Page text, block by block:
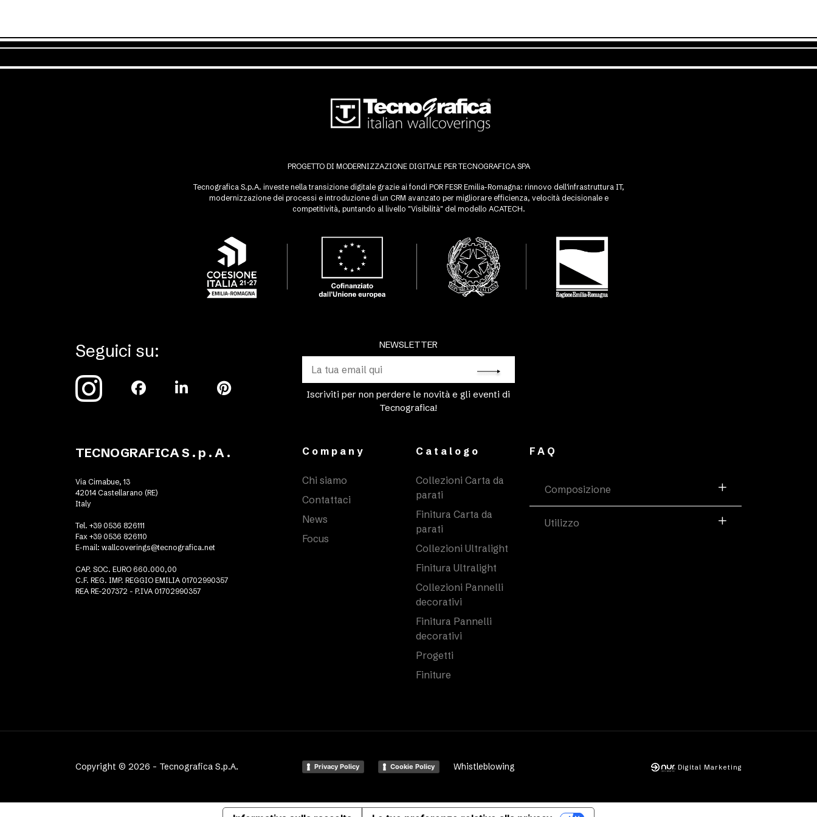
PROGETTO DI MODERNIZZAZIONE DIGITALE PER TECNOGRAFICA SPA
Tecnografica S.p.A. investe nella transizione digitale grazie ai fondi POR FESR Emilia-Romagna: rinnovo dell'infrastruttura IT,
modernizzazione dei processi e introduzione di un CRM avanzato per migliorare efficienza, velocità decisionale e
competitività, puntando al livello "Visibilità" del modello ACATECH.
Seguici su: NEWSLETTER
Iscriviti per non perdere le novità e gli eventi di
Tecnografica!
TECNOGRAFICA S . p . A .
Via Cimabue, 13
42014 Castellarano (RE)
Italy
Tel. +39 0536 826111
Fax +39 0536 826110
E-mail: wallcoverings@tecnografica.net
CAP. SOC. EURO 660.000,00
C.F. REG. IMP. REGGIO EMILIA 01702990357
REA RE-207372 - P.IVA 01702990357
Company
Chi siamo
Contattaci
News
Focus
Catalogo
Collezioni Carta da
parati
Finitura Carta da
parati
Collezioni Ultralight
Finitura Ultralight
Collezioni Pannelli
decorativi
Finitura Pannelli
decorativi
Progetti
Finiture
FAQ
Composizione
Utilizzo
Copyright © 2026 - Tecnografica S.p.A. Privacy Policy Cookie Policy Whistleblowing Digital Marketing